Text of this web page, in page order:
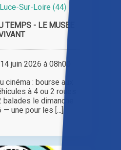
Sur-Loire (44)
TEMPS - LE MUSEE
juin 2026 à 08h00
cinéma : bourse aux
à 4 ou 2 roues
le dimanche
une pour les [...]